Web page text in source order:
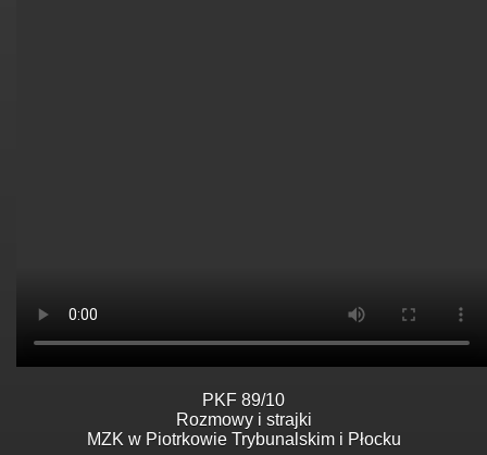
PKF 89/10
Rozmowy i strajki
MZK w Piotrkowie Trybunalskim i Płocku